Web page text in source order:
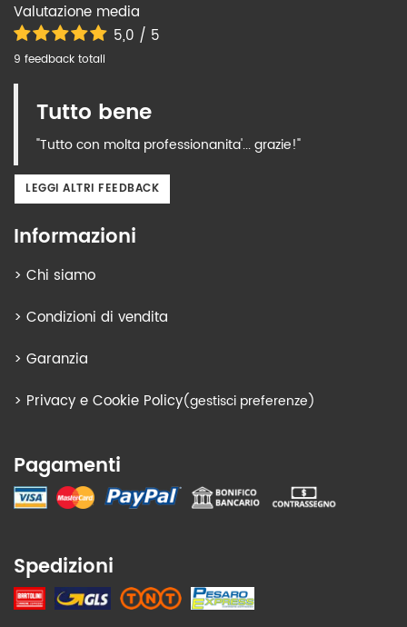
Valutazione media
5,0 / 5
9 feedback totali
Tutto bene
"Tutto con molta professionanita'... grazie!"
LEGGI ALTRI FEEDBACK
Informazioni
> Chi siamo
> Condizioni di vendita
> Garanzia
> Privacy e Cookie Policy(gestisci preferenze)
Pagamenti
Spedizioni